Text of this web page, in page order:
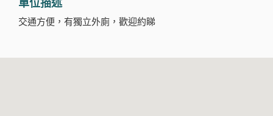
單位描述
交通方便，有獨立外廁，歡迎約睇